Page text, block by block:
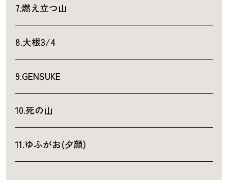
7.燃え立つ山
8.大根3/4
9.GENSUKE
10.死の山
11.ゆふがお(夕顔)